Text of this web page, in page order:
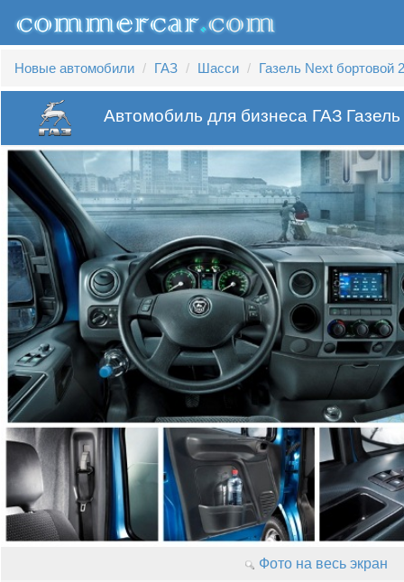
Новые автомобили ГАЗ Шасси Газель Next бортовой
Автомобиль для бизнеса ГАЗ
Фото на весь экран